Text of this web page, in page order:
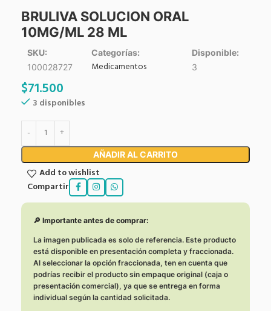
BRULIVA SOLUCION ORAL
10MG/ML 28 ML
SKU:
100028727
Categorías:
Medicamentos
Disponible:
3
$71.500
3 disponibles
AÑADIR AL CARRITO
Add to wishlist
Compartir
🔎 Importante antes de comprar:
La imagen publicada es solo de referencia. Este producto
está disponible en presentación completa y fraccionada.
Al seleccionar la opción fraccionada, ten en cuenta que
podrías recibir el producto sin empaque original (caja o
presentación comercial), ya que se entrega en forma
individual según la cantidad solicitada.